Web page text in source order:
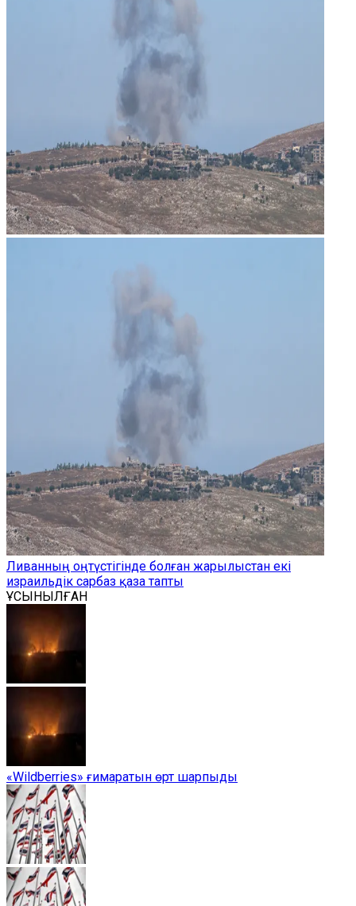
Ливанның оңтүстігінде болған жарылыстан екі
израильдік сарбаз қаза тапты
ҰСЫНЫЛҒАН
«Wildberries» ғимаратын өрт шарпыды